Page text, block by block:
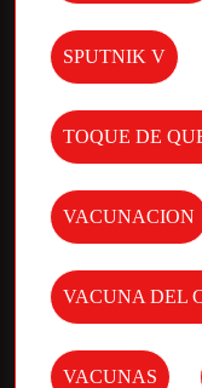
SPUTNIK V
TOQUE DE
VACUNACION
VACUNA DEL
VACUNAS